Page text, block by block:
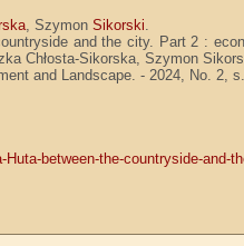
, SzymonSikorski.
and the city. Part 2 :
Chłosta-Sikorska, Szymon
and Landscape. - 2024, No. 2,
Huta-between-the-countryside-